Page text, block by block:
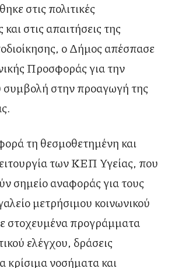
στις πολιτικές
στις απαιτήσεις της
ο Δήμος απέσπασε
Προσφοράς για την
συμβολή στην προαγωγή της
τη θεσμοθετημένη και
των ΚΕΠ Υγείας, που
σημείο αναφοράς για τους
μετρήσιμου κοινωνικού
στοχευμένα προγράμματα
ελέγχου, δράσεις
κρίσιμα νοσήματα και